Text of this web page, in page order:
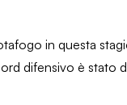
in questa
difensivo è stato